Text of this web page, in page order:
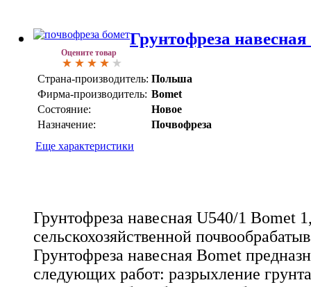
Оцените товар
Грунтофреза
Страна-производитель: Польша
Фирма-производитель: Bomet
Состояние:
Новое
Назначение:
Почвофреза
Еще характеристики
Грунтофреза навесная U540/1 Bomet
сельскохозяйственной
Грунтофреза навесная Bomet
следующих работ: разрыхление